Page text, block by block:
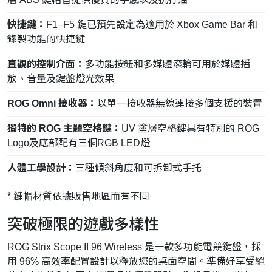
快捷鍵： F1–F5 鍵已預先設定為適用於 Xbox Game Bar 和
錄製功能的快捷鍵
直觀的控制介面： 多功能按鈕和多媒體滾輪可用於媒體播
放、音量及鍵盤燈光效果
ROG Omni 接收器： 以單一接收器無線連接多個支援的裝置
獨特的 ROG 主題空格鍵： UV 塗層空格鍵具有特別的 ROG
Logo及底部配有三個RGB LED燈
人體工學設計： 三種傾斜角度和可拆卸式手托
* 鍵帽材質依據販售地區而有不同
突破極限的遊戲多樣性
ROG Strix Scope II 96 Wireless 是一款多功能電競鍵盤，採
用 96% 高效率配置設計以釋放您的桌面空間。準備好享受絕